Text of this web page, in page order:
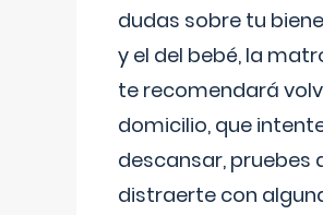
dudas sobre tu
y el del bebé, la
te recomendará
domicilio, que
descansar, pruebes
distraerte con